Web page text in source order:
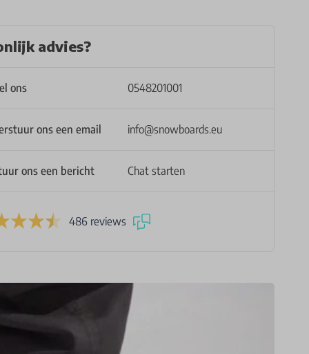
advies?
ons 0548201001
ons een email info@snowboards.eu
ons een bericht Chat starten
486 reviews